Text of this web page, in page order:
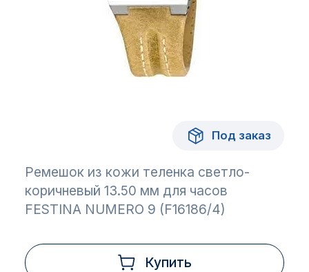
Под заказ
Ремешок из кожи теленка светло-
коричневый 13.50 мм для часов
FESTINA NUMERO 9 (F16186/4)
Купить